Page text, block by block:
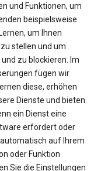
und Funktionen, um
beispielsweise
um Ihnen
stellen und um
zu blockieren. Im
fügen wir
diese, erhöhen
Dienste und bieten
ein Dienst eine
erfordert oder
auf Ihrem
oder Funktion
Sie die Einstellungen